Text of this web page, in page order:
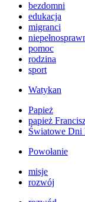
bezdomni
edukacja
migranci
pomoc
rodzina
sport
Watykan
Papież
papież
Światowe Dni
Powołanie
misje
rozwój